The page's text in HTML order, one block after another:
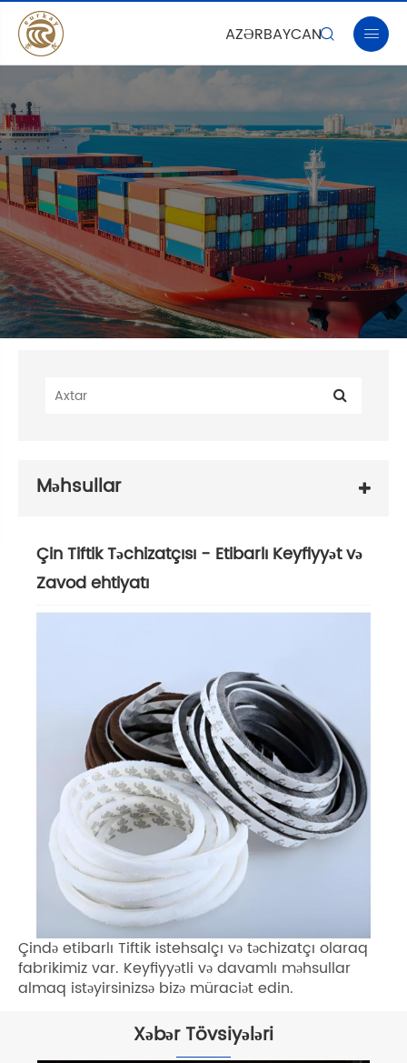
AZƏRBAYCAN 
Məhsullar
Çin Tiftik Təchizatçısı - Etibarlı Keyfiyyət və
Zavod ehtiyatı
Çində etibarlı Tiftik istehsalçı və təchizatçı olaraq
fabrikimiz var. Keyfiyyətli və davamlı məhsullar
almaq istəyirsinizsə bizə müraciət edin.
Xəbər Tövsiyələri